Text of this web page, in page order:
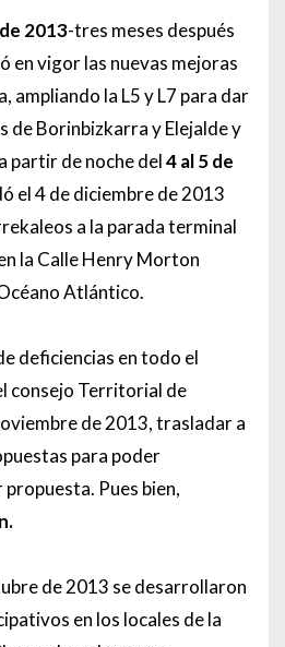
2013-tres meses después
en vigor las nuevas mejoras
ampliando la L5 y L7 para dar
de Borinbizkarra y Elejalde y
partir de noche del4 al 5 de
el 4 de diciembre de 2013
a la parada terminal
la Calle Henry Morton
Atlántico.
deficiencias en todo el
consejo Territorial de
de 2013, trasladar a
para poder
Pues bien,
de 2013 se desarrollaron
en los locales de la